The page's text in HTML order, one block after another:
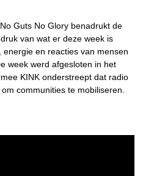
No Guts No Glory benadrukt de
van wat er deze week is
en reacties van mensen
week werd afgesloten in het
KINK onderstreept dat radio
communities te mobiliseren.